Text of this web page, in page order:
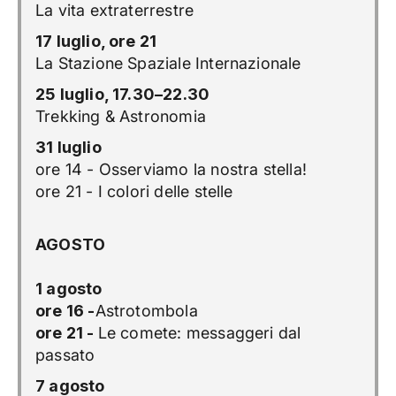
La vita extraterrestre
17 luglio, ore 21
La Stazione Spaziale Internazionale
25 luglio, 17.30–22.30
Trekking & Astronomia
31 luglio
ore 14 - Osserviamo la nostra stella!
ore 21 - I colori delle stelle
AGOSTO
1 agosto
ore 16 -Astrotombola
ore 21 - Le comete: messaggeri dal
passato
7 agosto